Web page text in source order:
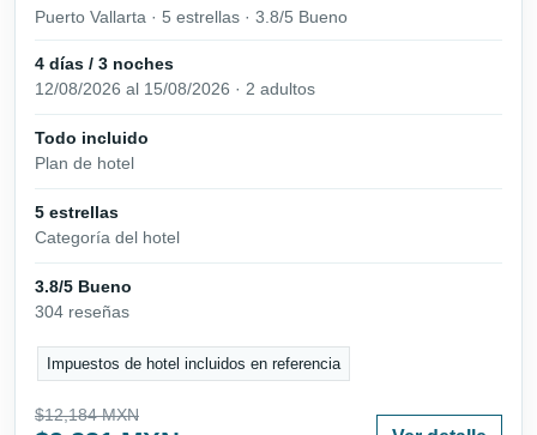
Puerto Vallarta · 5 estrellas · 3.8/5 Bueno
4 días / 3 noches
12/08/2026 al 15/08/2026 · 2 adultos
Todo incluido
Plan de hotel
5 estrellas
Categoría del hotel
3.8/5 Bueno
304 reseñas
Impuestos de hotel incluidos en referencia
$12,184 MXN